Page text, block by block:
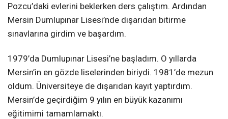
Pozcu’daki evlerini beklerken ders çalıştım. Ardından
Mersin Dumlupınar Lisesi’nde dışarıdan bitirme
sınavlarına girdim ve başardım.
1979’da Dumlupınar Lisesi’ne başladım. O yıllarda
Mersin’in en gözde liselerinden biriydi. 1981’de mezun
oldum. Üniversiteye de dışarıdan kayıt yaptırdım.
Mersin’de geçirdiğim 9 yılın en büyük kazanımı
eğitimimi tamamlamaktı.